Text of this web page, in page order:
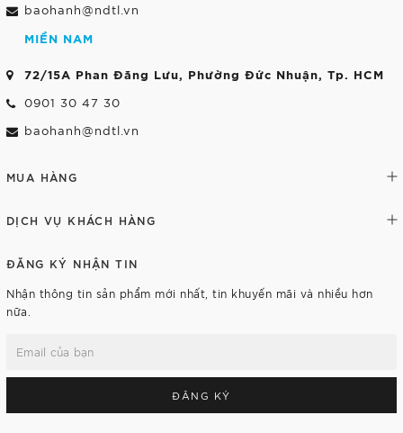
baohanh@ndtl.vn
MIỀN NAM
72/15A Phan Đăng Lưu, Phường Đức Nhuận, Tp. HCM
0901 30 47 30
baohanh@ndtl.vn
MUA HÀNG
DỊCH VỤ KHÁCH HÀNG
ĐĂNG KÝ NHẬN TIN
Nhận thông tin sản phẩm mới nhất, tin khuyến mãi và nhiều hơn
nữa.
ĐĂNG KÝ